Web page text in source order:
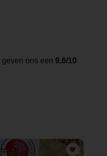
geven ons een 9,6/10